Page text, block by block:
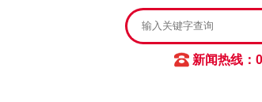
新闻热线：